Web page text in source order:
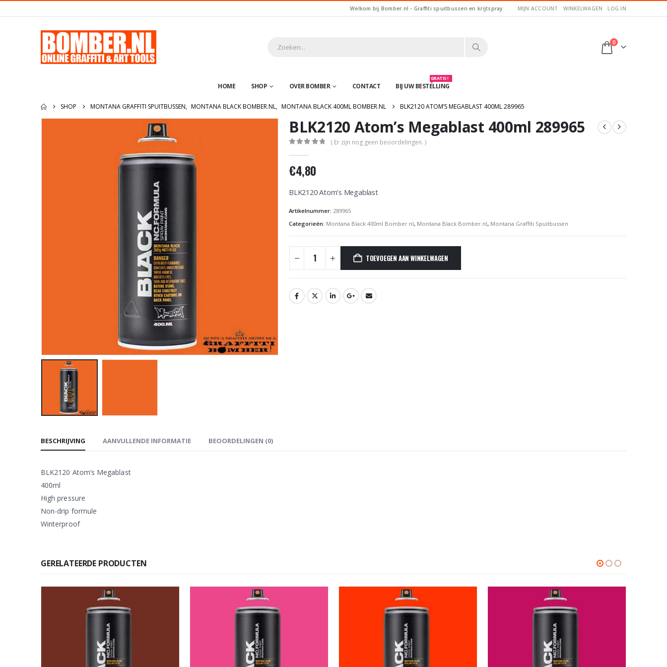
Welkom bij Bomber.nl - Graffiti spuitbussen en krijtspray MIJN ACCOUNT WINKELWAGEN LOG IN
0
HOME SHOP OVER BOMBER CONTACT BIJ UW BESTELLING
GRATIS !
SHOP MONTANA GRAFFITI SPUITBUSSEN, MONTANA BLACK BOMBER.NL, MONTANA BLACK 400ML BOMBER.NL BLK2120 ATOM’S MEGABLAST 400ML 289965
BLK2120 Atom’s Megablast 400ml 289965
( Er zijn nog geen beoordelingen. )
€4,80
BLK2120 Atom’s Megablast
Artikelnummer: 289965
Categorieën: Montana Black 400ml Bomber.nl, Montana Black Bomber.nl, Montana Graffiti Spuitbussen
TOEVOEGEN AAN WINKELWAGEN
BESCHRIJVING AANVULLENDE INFORMATIE BEOORDELINGEN (0)
BLK2120 Atom’s Megablast
400ml
High pressure
Non-drip formule
Winterproof
GERELATEERDE PRODUCTEN